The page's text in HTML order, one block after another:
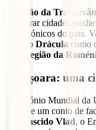
região da
encontrar cidades
mais icónicos do país.
mito do Drácula como
região da
Sighișoara: uma
Património Mundial da
saída de um conto de
terá nascido Vlad, o